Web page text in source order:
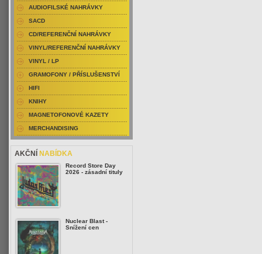
AUDIOFILSKÉ NAHRÁVKY
SACD
CD/REFERENČNÍ NAHRÁVKY
VINYL/REFERENČNÍ NAHRÁVKY
VINYL / LP
GRAMOFONY / PŘÍSLUŠENSTVÍ
HIFI
KNIHY
MAGNETOFONOVÉ KAZETY
MERCHANDISING
AKČNÍ NABÍDKA
Record Store Day
2026 - zásadní tituly
Nuclear Blast -
Snížení cen